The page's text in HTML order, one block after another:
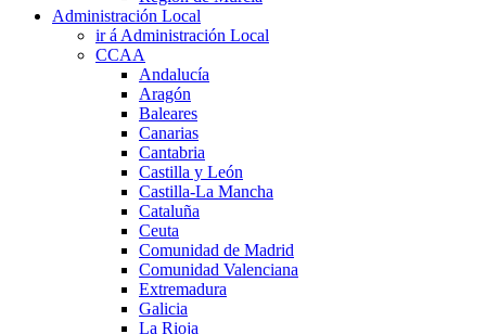
Administración Local
ir á Administración Local
CCAA
Andalucía
Aragón
Baleares
Canarias
Cantabria
Castilla y León
Castilla-La Mancha
Cataluña
Ceuta
Comunidad de Madrid
Comunidad Valenciana
Extremadura
Galicia
La Rioja